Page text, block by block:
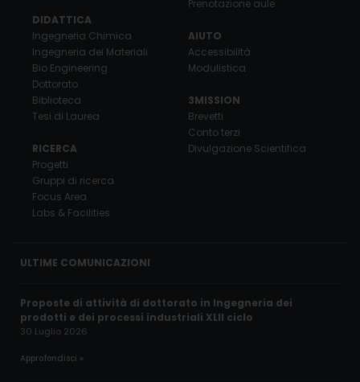
DIDATTICA
Ingegneria Chimica
Ingegneria dei Materiali
Bio Engineering
Dottorato
Biblioteca
Tesi di Laurea
RICERCA
Progetti
Gruppi di ricerca
Focus Area
Labs & Facilities
Prenotazione aule
AIUTO
Accessibilità
Modulistica
3MISSION
Brevetti
Conto terzi
Divulgazione Scientifica
ULTIME COMUNICAZIONI
Proposte di attività di dottorato in Ingegneria dei
prodotti e dei processi industriali XLII ciclo
30 Luglio 2026
Approfondisci »